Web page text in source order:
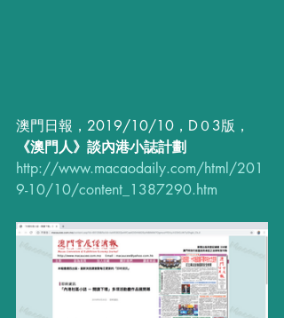
澳門日報，2019/10/10，D０3版，
《澳門人》談內港小誌計劃
http://www.macaodaily.com/html/201
9-10/10/content_1387290.htm